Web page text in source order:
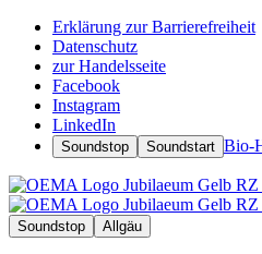
Erklärung zur Barrierefreiheit
Datenschutz
zur Handelsseite
Facebook
Instagram
LinkedIn
Soundstop Soundstart Bio-
Soundstop Allgäu